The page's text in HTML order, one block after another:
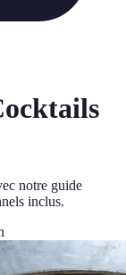
notre guide
inclus.